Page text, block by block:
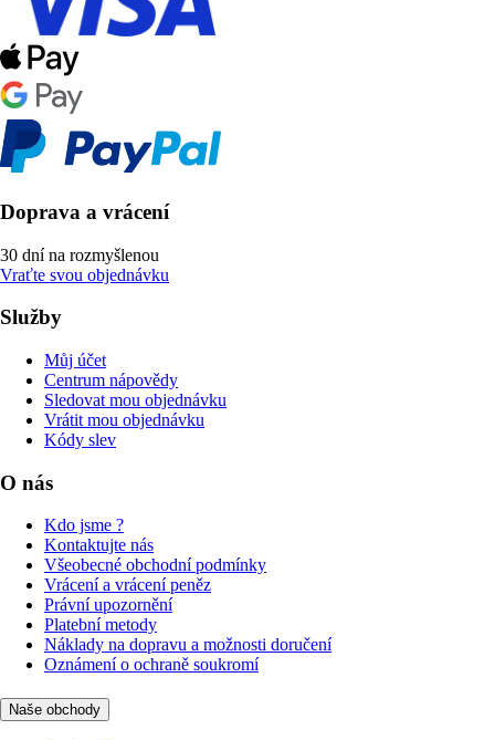
Doprava a vrácení
30 dní na rozmyšlenou
Vraťte svou objednávku
Služby
Můj účet
Centrum nápovědy
Sledovat mou objednávku
Vrátit mou objednávku
Kódy slev
O nás
Kdo jsme ?
Kontaktujte nás
Všeobecné obchodní podmínky
Vrácení a vrácení peněz
Právní upozornění
Platební metody
Náklady na dopravu a možnosti doručení
Oznámení o ochraně soukromí
Naše obchody